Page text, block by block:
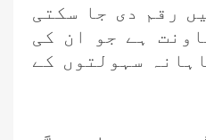
رقم دی جا سکتی
ہے جو ان کی
سہولتوں کے